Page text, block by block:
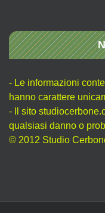
- Le informazioni
hanno carattere
- Il sito
qualsiasi danno o
© 2012 Studio